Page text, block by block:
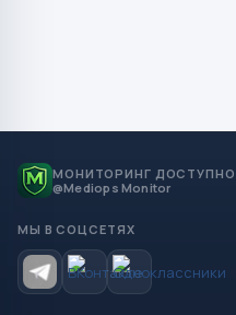
МОНИТОРИНГ
@Mediops Monitor
МЫ В СОЦСЕТЯХ